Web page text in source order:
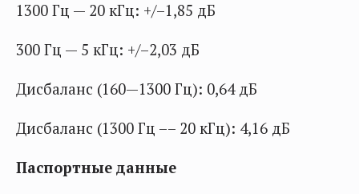
1300 Гц — 20 кГц: +/–1,85 дБ
300 Гц — 5 кГц: +/–2,03 дБ
Дисбаланс (160—1300 Гц): 0,64 дБ
Дисбаланс (1300 Гц –– 20 кГц): 4,16 дБ
Паспортные данные